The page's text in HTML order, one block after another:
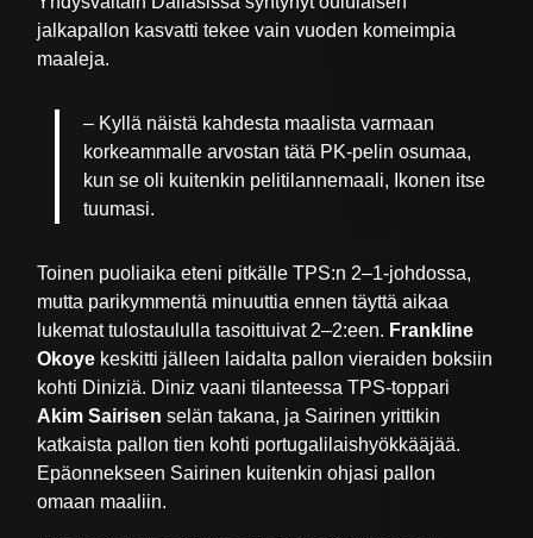
jalkapallon kasvatti tekee vain vuoden komeimpia
maaleja.
– Kyllä näistä kahdesta maalista varmaan
korkeammalle arvostan tätä PK-pelin osumaa,
kun se oli kuitenkin pelitilannemaali, Ikonen itse
tuumasi.
Toinen puoliaika eteni pitkälle TPS:n 2–1-johdossa,
mutta parikymmentä minuuttia ennen täyttä aikaa
lukemat tulostaululla tasoittuivat 2–2:een. Frankline
Okoye keskitti jälleen laidalta pallon vieraiden boksiin
kohti Diniziä. Diniz vaani tilanteessa TPS-toppari
Akim Sairisen selän takana, ja Sairinen yrittikin
katkaista pallon tien kohti portugalilaishyökkääjää.
Epäonnekseen Sairinen kuitenkin ohjasi pallon
omaan maaliin.